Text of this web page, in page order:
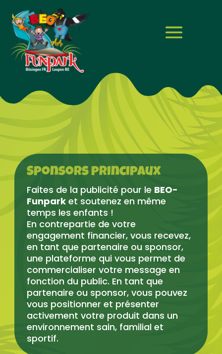
Sponsors principaux
Faites de la publicité pour le BEO-
Funpark et soutenez en même
temps les enfants !
En contrepartie de votre
engagement financier, vous recevez,
en tant que partenaire ou sponsor,
une plateforme qui vous permet de
commercialiser votre message en
fonction du public. En tant que
partenaire ou sponsor, vous pouvez
vous positionner et présenter
activement votre produit dans un
environnement sain, familial et
sportif.